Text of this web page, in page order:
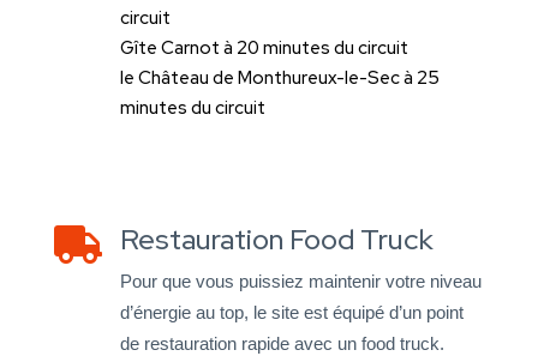
circuit
Gîte Carnot à 20 minutes du circuit
le Château de Monthureux-le-Sec à 25
minutes du circuit
 Restauration Food Truck
Pour que vous puissiez maintenir votre niveau
d’énergie au top, le site est équipé d’un point
de restauration rapide avec un food truck.